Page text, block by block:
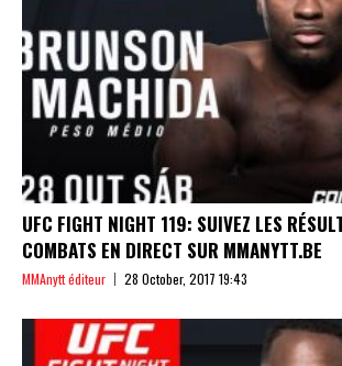
UFC FIGHT NIGHT 119: SUIVEZ LES
COMBATS EN DIRECT SUR MMANYTT.BE
MMAnytt éditeur 28 October, 2017 19:43